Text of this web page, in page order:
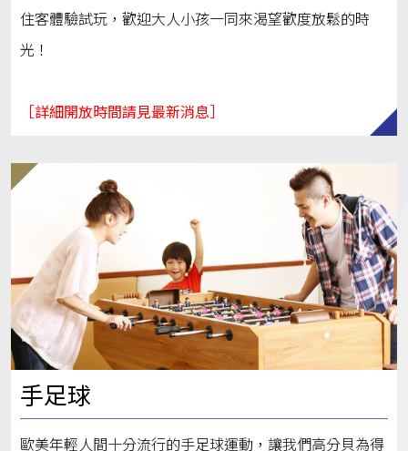
住客體驗試玩，歡迎大人小孩一同來渴望歡度放鬆的時
光！
［詳細開放時間請見最新消息］
手足球
歐美年輕人間十分流行的手足球運動，讓我們高分貝為得